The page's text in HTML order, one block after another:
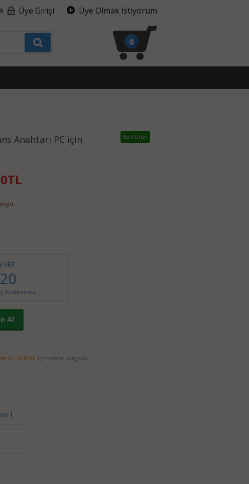
Üye Girişi Üye Olmak İstiyorum
0
Yeni Ürün
Anahtarı PC için
TL
VER
Verebilirsiniz.
Al
07 dakika içerisinde kargoda.
)